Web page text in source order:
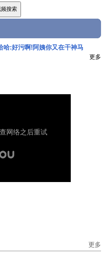
哈:好污啊!阿姨你又在干神马
更多
更多